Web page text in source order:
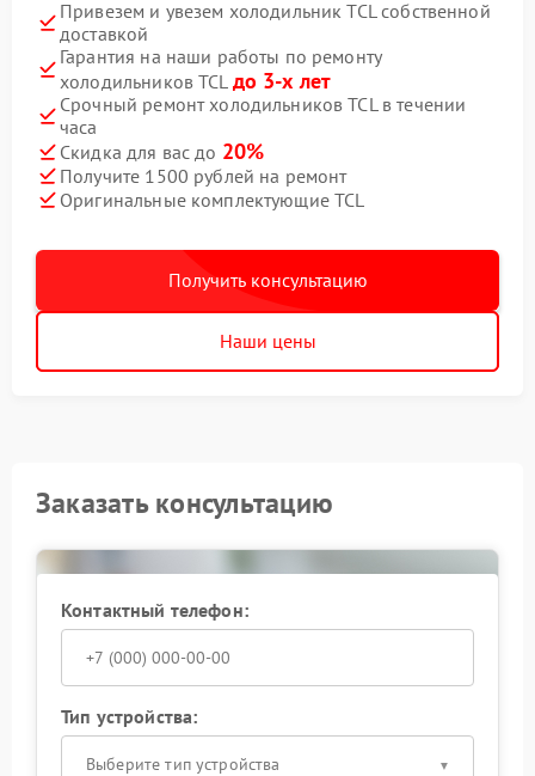
Привезем и увезем холодильник TCL собственной
доставкой
Гарантия на наши работы по ремонту
холодильников TCL до 3-х лет
Срочный ремонт холодильников TCL в течении
часа
Скидка для вас до 20%
Получите 1500 рублей на ремонт
Оригинальные комплектующие TCL
Получить консультацию
Наши цены
Заказать консультацию
Контактный телефон:
Тип устройства:
Выберите тип устройства